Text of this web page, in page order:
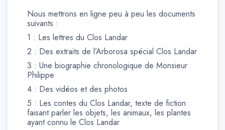
Nous mettrons en ligne peu à peu les documents
suivants :
1 : Les lettres du Clos Landar
2 : Des extraits de l’Arborosa spécial Clos Landar
3 : Une biographie chronologique de Monsieur
Philippe
4 : Des vidéos et des photos
5 : Les contes du Clos Landar, texte de fiction
faisant parler les objets, les animaux, les plantes
ayant connu le Clos Landar